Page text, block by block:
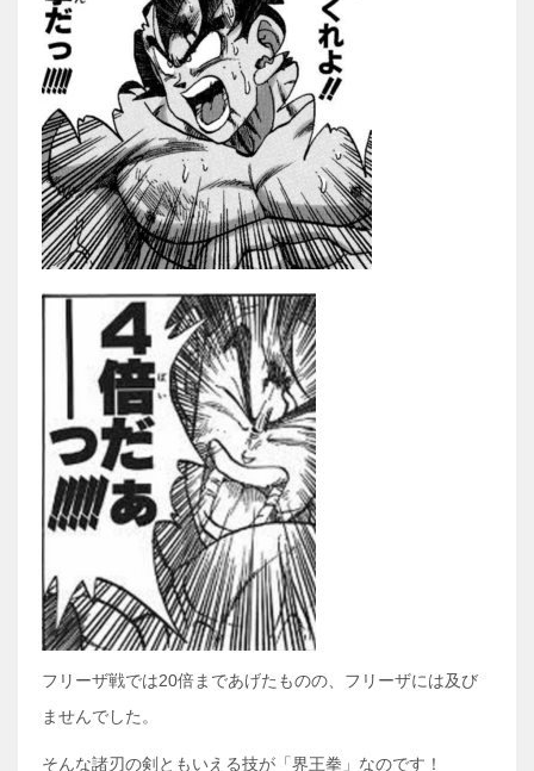
フリーザ戦では20倍まであげたものの、フリーザには及び
ませんでした。
そんな諸刃の剣ともいえる技が「界王拳」なのです！